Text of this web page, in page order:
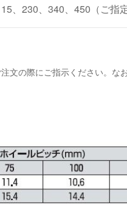
、230、340、450（ご指
文の際にご指示ください。な